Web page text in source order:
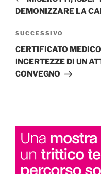
DEMONIZZARE LA
Articolo
successivo
SUCCESSIVO
CERTIFICATO
INCERTEZZE DI UN
CONVEGNO